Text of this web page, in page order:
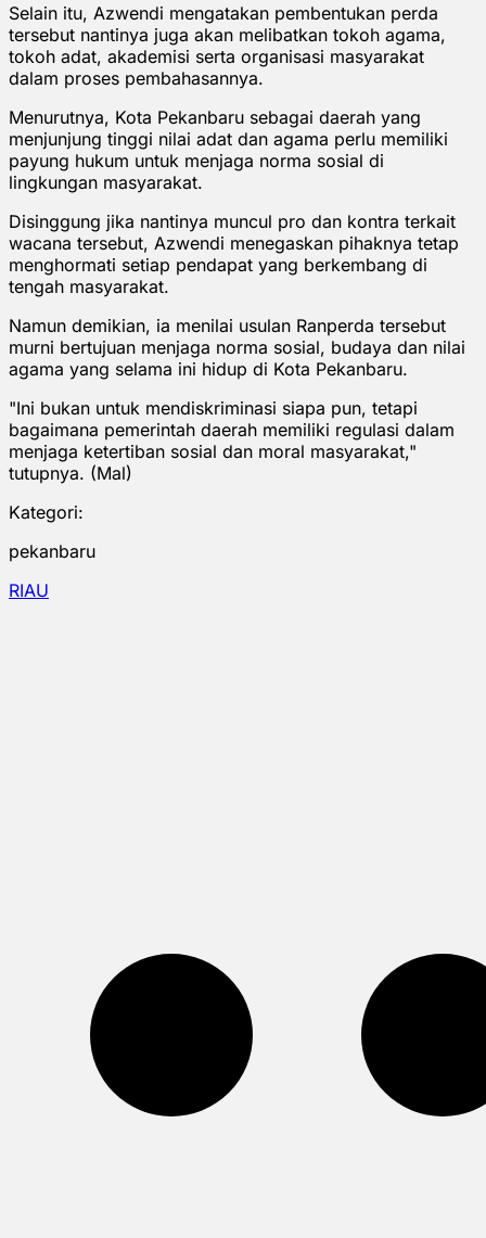
Selain itu, Azwendi mengatakan pembentukan perda
tersebut nantinya juga akan melibatkan tokoh agama,
tokoh adat, akademisi serta organisasi masyarakat
dalam proses pembahasannya.
Menurutnya, Kota Pekanbaru sebagai daerah yang
menjunjung tinggi nilai adat dan agama perlu memiliki
payung hukum untuk menjaga norma sosial di
lingkungan masyarakat.
Disinggung jika nantinya muncul pro dan kontra terkait
wacana tersebut, Azwendi menegaskan pihaknya tetap
menghormati setiap pendapat yang berkembang di
tengah masyarakat.
Namun demikian, ia menilai usulan Ranperda tersebut
murni bertujuan menjaga norma sosial, budaya dan nilai
agama yang selama ini hidup di Kota Pekanbaru.
"Ini bukan untuk mendiskriminasi siapa pun, tetapi
bagaimana pemerintah daerah memiliki regulasi dalam
menjaga ketertiban sosial dan moral masyarakat,"
tutupnya. (Mal)
Kategori:
pekanbaru
RIAU